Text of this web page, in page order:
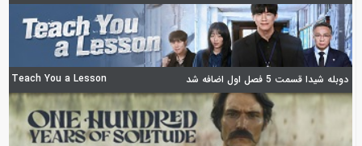
دوبله شیدا قسمت 5 فصل اول اضافه شد Teach You a Lesson